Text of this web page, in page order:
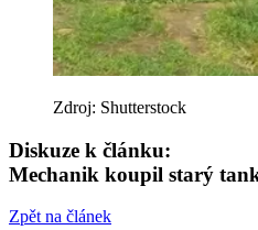
Zdroj: Shutterstock
Diskuze k článku:
Mechanik koupil starý
Zpět na článek